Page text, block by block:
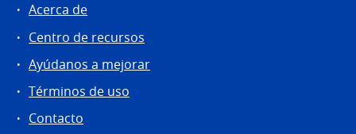
Acerca de
Centro de recursos
Ayúdanos a mejorar
Términos de uso
Contacto